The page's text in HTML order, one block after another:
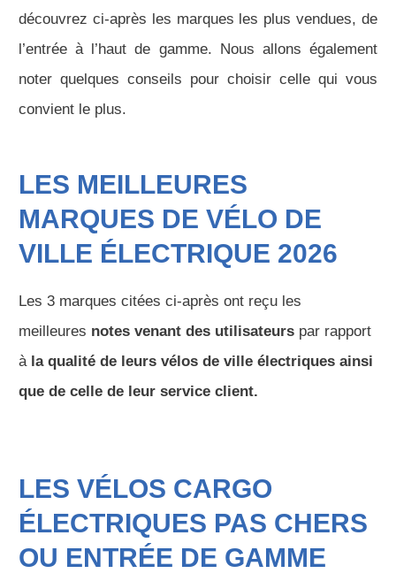
découvrez ci-après les marques les plus vendues, de
l’entrée à l’haut de gamme. Nous allons également
noter quelques conseils pour choisir celle qui vous
convient le plus.
LES MEILLEURES
MARQUES DE VÉLO DE
VILLE ÉLECTRIQUE 2026
Les 3 marques citées ci-après ont reçu les
meilleures notes venant des utilisateurs par rapport
à la qualité de leurs vélos de ville électriques ainsi
que de celle de leur service client.
LES VÉLOS CARGO
ÉLECTRIQUES PAS CHERS
OU ENTRÉE DE GAMME